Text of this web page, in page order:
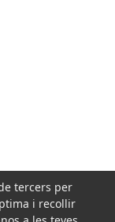
tercers per
i recollir